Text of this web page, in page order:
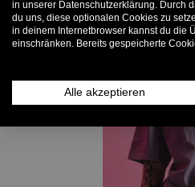
in unserer Datenschutzerklärung. Durch
du uns, diese optionalen Cookies zu
in deinem Internetbrowser kannst du die
einschränken. Bereits gespeicherte
Alle akzeptieren